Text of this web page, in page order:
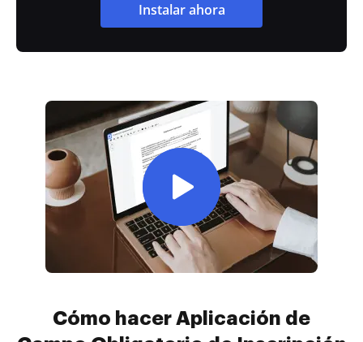
Instalar ahora
Cómo hacer Aplicación de